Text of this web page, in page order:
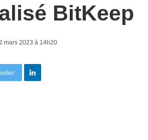
BitKeep
mars 2023 à 14h20